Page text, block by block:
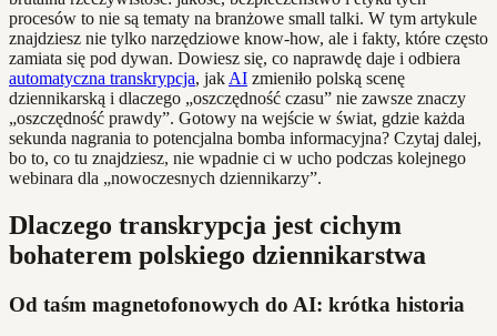
procesów to nie są tematy na branżowe small talki. W tym artykule
znajdziesz nie tylko narzędziowe know-how, ale i fakty, które często
zamiata się pod dywan. Dowiesz się, co naprawdę daje i odbiera
automatyczna transkrypcja, jak AI zmieniło polską scenę
dziennikarską i dlaczego „oszczędność czasu” nie zawsze znaczy
„oszczędność prawdy”. Gotowy na wejście w świat, gdzie każda
sekunda nagrania to potencjalna bomba informacyjna? Czytaj dalej,
bo to, co tu znajdziesz, nie wpadnie ci w ucho podczas kolejnego
webinara dla „nowoczesnych dziennikarzy”.
Dlaczego transkrypcja jest cichym
bohaterem polskiego dziennikarstwa
Od taśm magnetofonowych do AI: krótka historia